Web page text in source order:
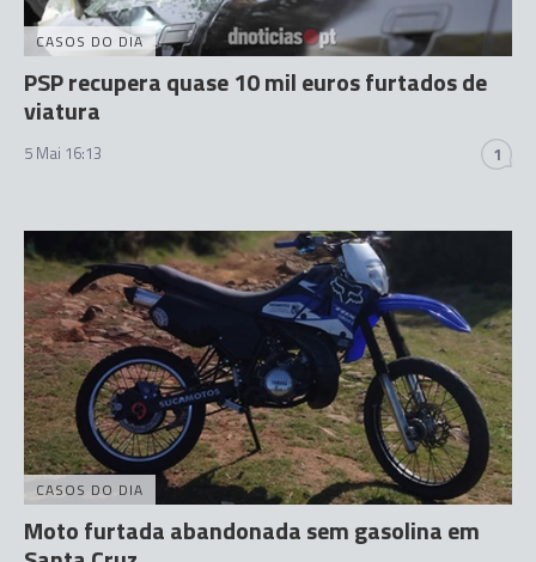
CASOS DO DIA
PSP recupera quase 10 mil euros furtados de
viatura
5 Mai 16:13 1
CASOS DO DIA
Moto furtada abandonada sem gasolina em